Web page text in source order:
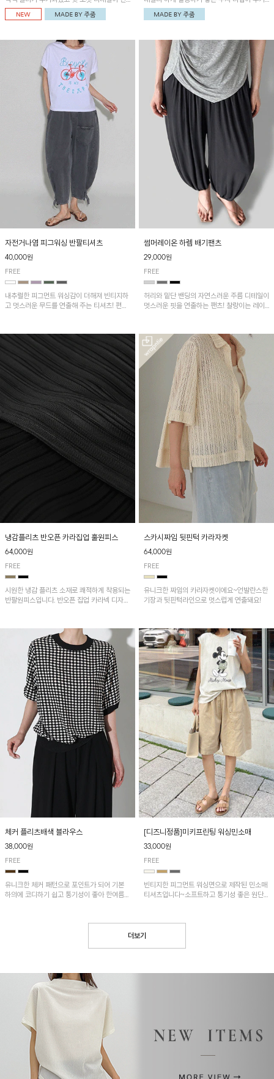
경되었습니다~가볍고 시원하게 착용되는 배
기통팬츠! 허리밴딩과 여유로운 통으로 편안해
되었어요~ 볼륨감 있는 항아리핏 실루엣이 유
니크하며 포켓디테일이 POINT!
자전거나염 피그워싱 반팔티셔츠
40,000원
FREE
내추럴한 피그먼트 워싱감이 더해져 빈티지하
고 멋스러운 무드를 연출해 주는 티셔츠! 편안
썸머레이온 하렘 배기팬츠
29,000원
FREE
허리와 밑단 밴딩의 자연스러운 주름 디테일이
멋스러운 핏을 연출하는 팬츠! 찰랑이는 레이
기기 좋은 아이템입니다~
냉감플리츠 반오픈 카라집업 훌원피스
64,000원
FREE
시원한 냉감 플리츠 소재로 쾌적하게 착용되는
반팔원피스입니다. 반오픈 집업 카라넥 디자인
줘요~
스카시짜임 뒷핀턱 카라자켓
64,000원
FREE
유니크한 짜임의 카라자켓이에요~언발란스한
기장과 뒷핀턱라인으로 멋스럽게 연출돼요!
체커 플리츠배색 블라우스
38,000원
FREE
유니크한 체커 패턴으로 포인트가 되어 기본
하의에 코디하기 쉽고 통기성이 좋아 한여름에
[디즈니정품]미키프린팅 워싱민소매
33,000원
FREE
빈티지한 피그먼트 워싱면으로 제작된 민소매
티셔츠입니다~소프트하고 통기성 좋은 원단
더보기